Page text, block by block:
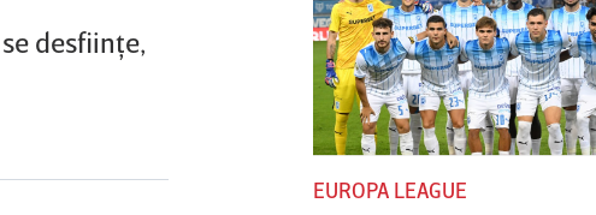
desfiinţe,
EUROPA LEAGUE